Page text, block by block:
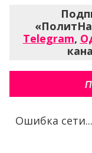
Telegram,
Ошибка сети...